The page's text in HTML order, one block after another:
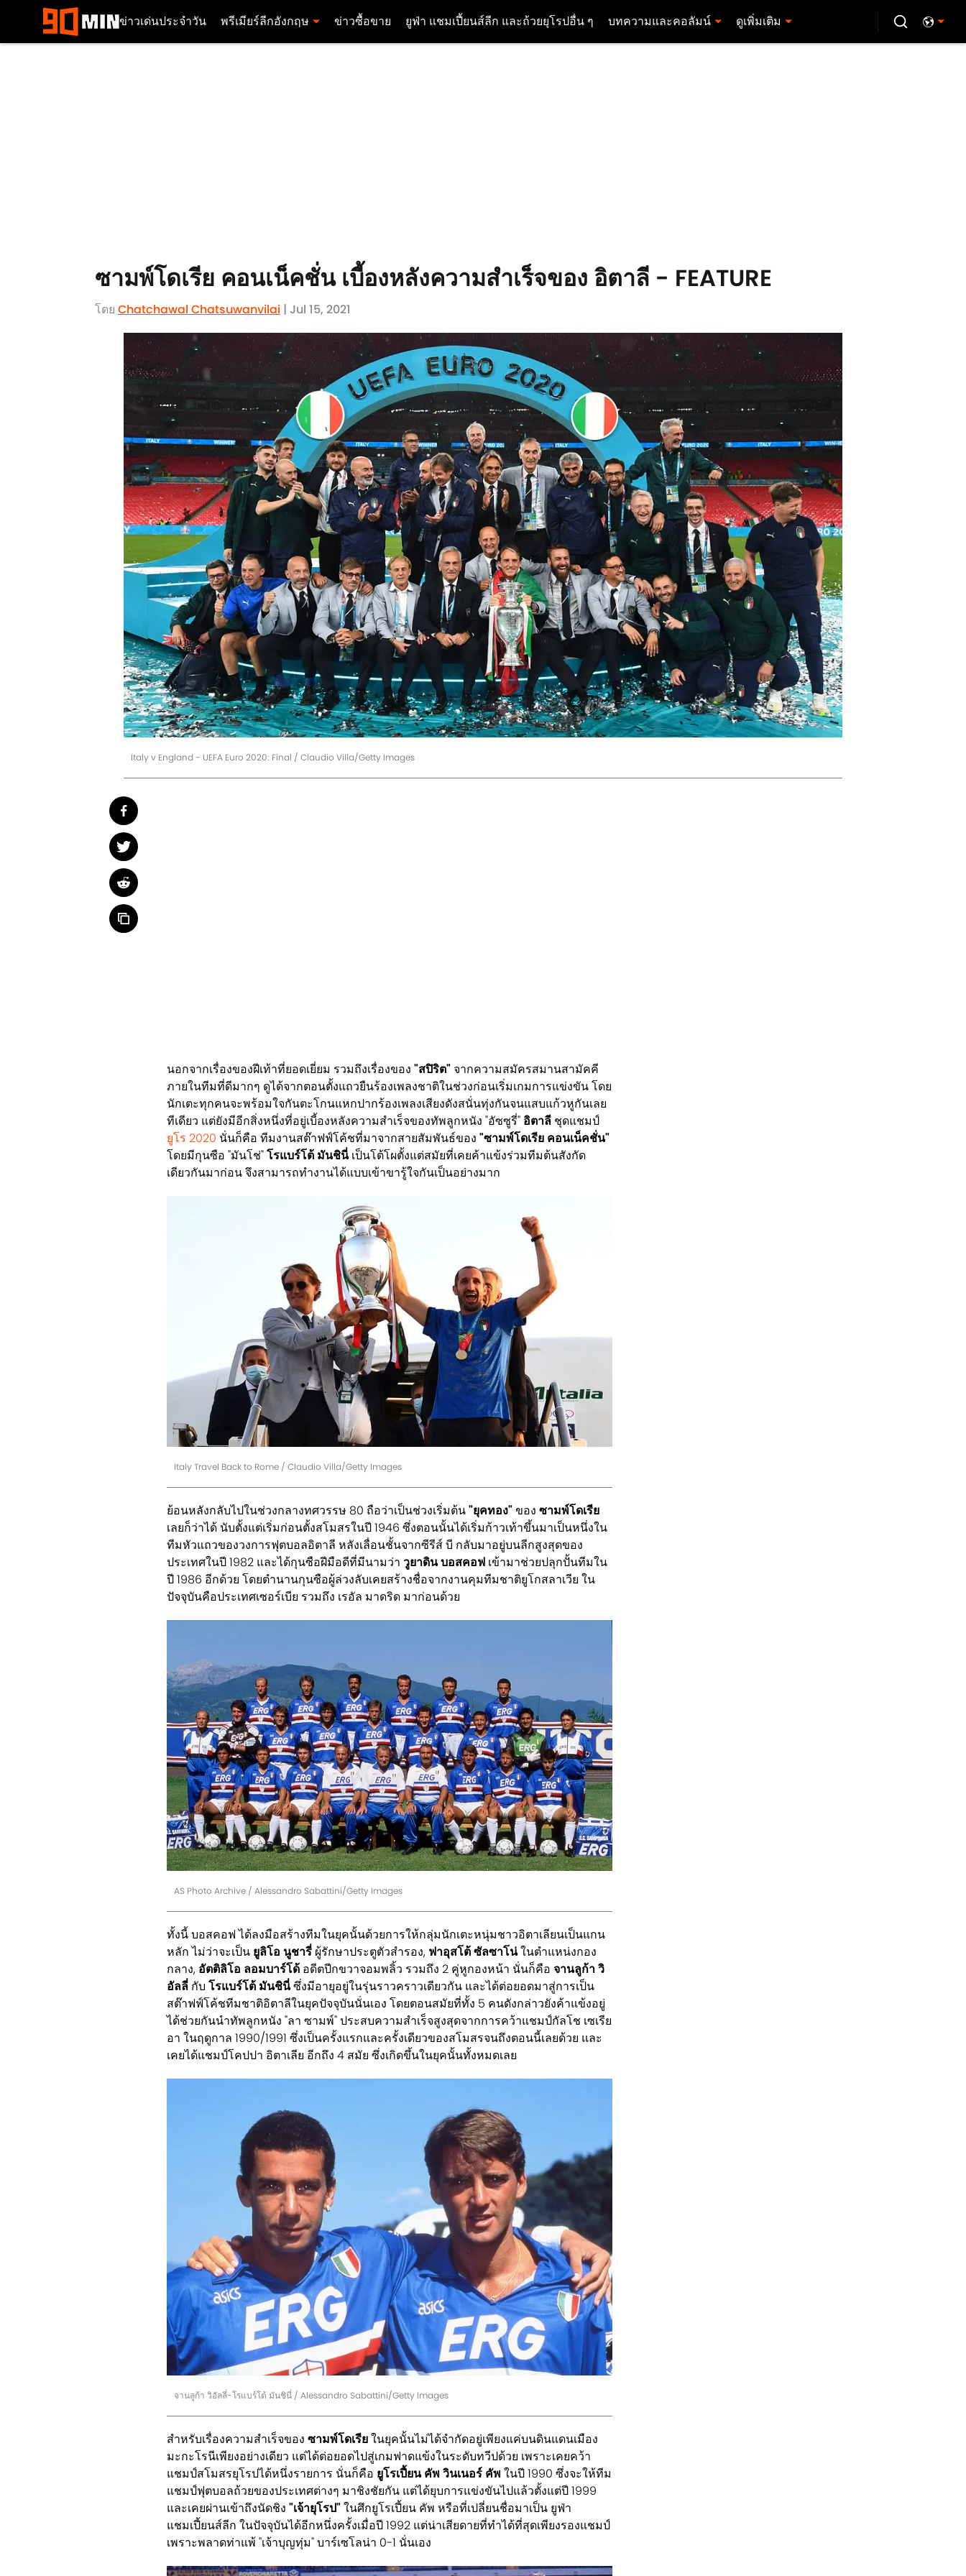
ข่าวเด่นประจำวัน พรีเมียร์ลีกอังกฤษ ข่าวซื้อขาย ยูฟ่า แชมเปี้ยนส์ลีก และถ้วยยุโรปอื่น ๆ บทความและคอลัมน์ ดูเพิ่มเติม
ซามพ์โดเรีย คอนเน็คชั่น เบี้องหลังความสำเร็จของ อิตาลี - FEATURE
โดย Chatchawal Chatsuwanvilai | Jul 15, 2021
Italy v England - UEFA Euro 2020: Final / Claudio Villa/Getty Images
นอกจากเรื่องของฝีเท้าที่ยอดเยี่ยม รวมถึงเรื่องของ "สปิริต" จากความสมัครสมานสามัคคี
ภายในทีมที่ดีมากๆ ดูได้จากตอนตั้งแถวยืนร้องเพลงชาติในช่วงก่อนเริ่มเกมการแข่งขัน โดย
นักเตะทุกคนจะพร้อมใจกันตะโกนแหกปากร้องเพลงเสียงดังสนั่นทุ่งกันจนแสบแก้วหูกันเลย
ทีเดียว แต่ยังมีอีกสิ่งหนึ่งที่อยู่เบี้องหลังความสำเร็จของทัพลูกหนัง "อัซซูรี่" อิตาลี ชุดแชมป์
ยูโร 2020 นั่นก็คือ ทีมงานสต๊าฟฟ์โค้ชที่มาจากสายสัมพันธ์ของ "ซามพ์โดเรีย คอนเน็คชั่น"
โดยมีกุนซือ "มันโช่"โรแบร์โต้ มันชินี่เป็นโต้โผตั้งแต่สมัยที่เคยค้าแข้งร่วมทีมต้นสังกัด
เดียวกันมาก่อน จึงสามารถทำงานได้แบบเข้าขารู้ใจกันเป็นอย่างมาก
Italy Travel Back to Rome / Claudio Villa/Getty Images
ย้อนหลังกลับไปในช่วงกลางทศวรรษ 80 ถือว่าเป็นช่วงเริ่มต้น"ยุคทอง"ของ ซามพ์โดเรีย
เลยก็ว่าได้ นับตั้งแต่เริ่มก่อนตั้งสโมสรในปี 1946 ซึ่งตอนนั้นได้เริ่มก้าวเท้าขึ้นมาเป็นหนึ่งใน
ทีมหัวแถวของวงการฟุตบอลอิตาลี หลังเลื่อนชั้นจากซีรีส์ บี กลับมาอยู่บนลีกสูงสุดของ
ประเทศในปี 1982 และได้กุนซือฝีมือดีที่มีนามว่า วูยาดิน บอสคอฟ เข้ามาช่วยปลุกปั้นทีมใน
ปี 1986 อีกด้วย โดยตำนานกุนซือผู้ล่วงลับเคยสร้างชื่อจากงานคุมทีมชาติยูโกสลาเวีย ใน
ปัจจุบันคือประเทศเซอร์เบีย รวมถึง เรอัล มาดริด มาก่อนด้วย
AS Photo Archive / Alessandro Sabattini/Getty Images
ทั้งนี้ บอสคอฟ ได้ลงมือสร้างทีมในยุคนั้นด้วยการให้กลุ่มนักเตะหนุ่มชาวอิตาเลียนเป็นแกน
หลัก ไม่ว่าจะเป็น ยูลิโอ นูชารี่ ผู้รักษาประตูตัวสำรอง, ฟาอุสโต้ ซัลซาโน่ในตำแหน่งกอง
กลาง, อัตติลิโอ ลอมบาร์โด้ อดีตปีกขวาจอมพลิ้ว รวมถึง 2 คู่หูกองหน้า นั่นก็คือ จานลูก้า วิ
อัลลี่ กับ โรแบร์โต้ มันชินี่ซึ่งมีอายุอยู่ในรุ่นราวคราวเดียวกัน และได้ต่อยอดมาสู่การเป็น
สต๊าฟฟ์โค้ชทีมชาติอิตาลีในยุคปัจจุบันนั่นเอง โดยตอนสมัยที่ทั้ง 5 คนดังกล่าวยังค้าแข้งอยู่
ได้ช่วยกันนำทัพลูกหนัง "ลา ซามพ์" ประสบความสำเร็จสูงสุดจากการคว้าแชมป์กัลโช เซเรีย
อา ในฤดูกาล 1990/1991 ซึ่งเป็นครั้งแรกและครั้งเดียวของสโมสรจนถึงตอนนี้เลยด้วย และ
เคยได้แชมป์โคปปา อิตาเลีย อีกถึง 4 สมัย ซึ่งเกิดขึ้นในยุคนั้นทั้งหมดเลย
จานลูก้า วิอัลลี่-โรแบร์โต้ มันชินี่ / Alessandro Sabattini/Getty Images
สำหรับเรื่องความสำเร็จของ ซามพ์โดเรียในยุคนั้นไม่ได้จำกัดอยู่เพียงแค่บนดินแดนเมือง
มะกะโรนีเพียงอย่างเดียว แต่ได้ต่อยอดไปสู่เกมฟาดแข้งในระดับทวีปด้วย เพราะเคยคว้า
แชมป์สโมสรยุโรปได้หนึ่งรายการ นั่นก็คือ ยูโรเปี้ยน คัพ วินเนอร์ คัพ ในปี 1990 ซึ่งจะให้ทีม
แชมป์ฟุตบอลถ้วยของประเทศต่างๆ มาชิงชัยกัน แต่ได้ยุบการแข่งขันไปแล้วตั้งแต่ปี 1999
และเคยผ่านเข้าถึงนัดชิง "เจ้ายุโรป"ในศึกยูโรเปี้ยน คัพ หรือที่เปลี่ยนชื่อมาเป็น ยูฟ่า
แชมเปี้ยนส์ลีก ในปัจจุบันได้อีกหนึ่งครั้งเมื่อปี 1992 แต่น่าเสียดายที่ทำได้ที่สุดเพียงรองแชมป์
เพราะพลาดท่าแพ้ "เจ้าบุญทุ่ม" บาร์เซโลน่า 0-1 นั่นเอง